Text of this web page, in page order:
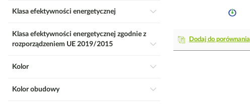
Dodaj do porównania
Klasa efektywności energetycznej
Klasa efektywności energetycznej zgodnie z
rozporządzeniem UE 2019/2015
Kolor
Kolor obudowy